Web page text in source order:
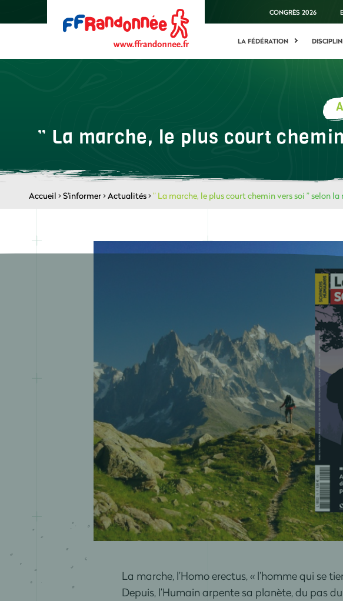
CONGRÈS 2026
LA FÉDÉRATION
” La marche, le plus court
Accueil >S'informer>Actualités>” La marche, le plus court chemin vers soi ” selon
La marche, l’Homo erectus, « l’homme qui se
Depuis, l’Humain arpente sa planète, du pas